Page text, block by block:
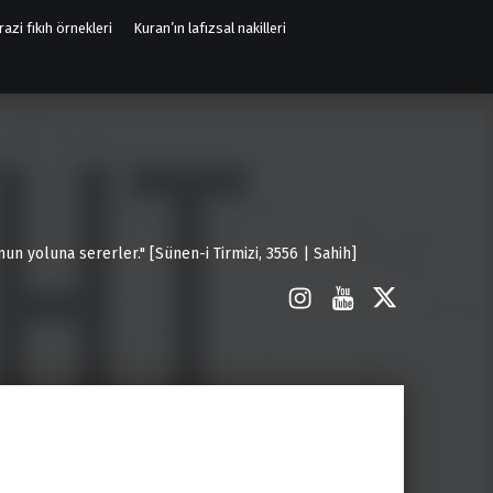
fıkıh örnekleri Kuran’ın lafızsal nakilleri
yoluna sererler." [Sünen-i Tirmizi, 3556 | Sahih]
İnstagram
Youtube